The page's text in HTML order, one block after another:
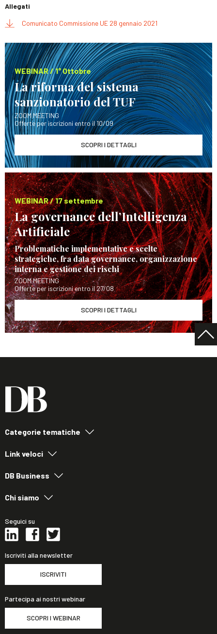
Allegati
Comunicato Commissione UE 28 gennaio 2021
WEBINAR / 1° Ottobre
La riforma del sistema
sanzionatorio del TUF
ZOOM MEETING
Offerte per iscrizioni entro il 10/09
SCOPRI I DETTAGLI
WEBINAR / 17 settembre
La governance dell’Intelligenza
Artificiale
Problematiche implementative e scelte
strategiche, fra data governance, organizzazione
interna e gestione dei rischi
ZOOM MEETING
Offerte per iscrizioni entro il 27/08
SCOPRI I DETTAGLI
Categorie tematiche
Link veloci
DB Business
Chi siamo
Seguici su
Iscriviti alla newsletter
ISCRIVITI
Partecipa ai nostri webinar
SCOPRI I WEBINAR